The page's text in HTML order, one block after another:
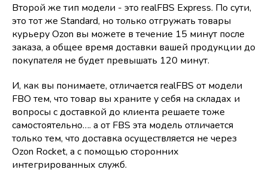
Второй же тип модели - это realFBS Express. По сути,
это тот же Standard, но только отгружать товары
курьеру Ozon вы можете в течение 15 минут после
заказа, а общее время доставки вашей продукции до
покупателя не будет превышать 120 минут.
И, как вы понимаете, отличается realFBS от модели
FBO тем, что товар вы храните у себя на складах и
вопросы с доставкой до клиента решаете тоже
самостоятельно…. а от FBS эта модель отличается
только тем, что доставка осуществляется не через
Ozon Rocket, а с помощью сторонних
интегрированных служб.